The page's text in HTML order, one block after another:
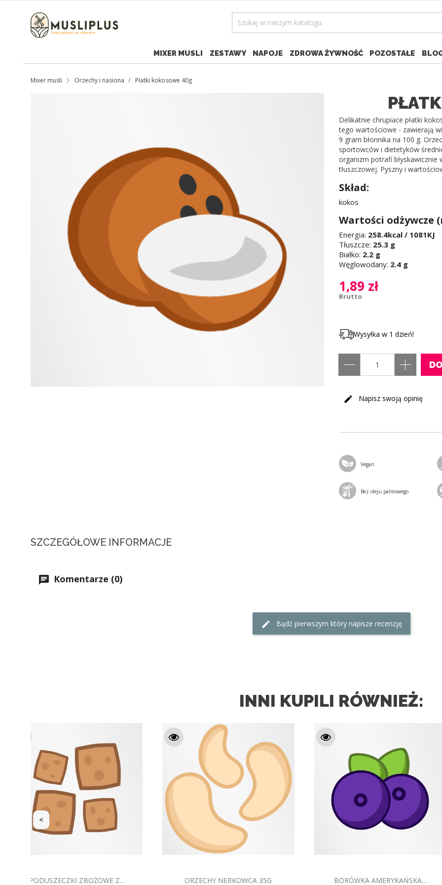
MIXER MUSLI ZESTAWY NAPOJE ZDROWA ŻYWNOŚĆ POZOSTAŁE
Mixer musli Orzechy i nasiona Płatki kokosowe 40g
Delikatnie chrupiace płatki
tego wartościowe - zawierają
9 gram błonnika na 100 g.
sportowców i dietetyków
organizm potrafi błyskawicznie
tłuszczowej. Pyszny i
Skład:
kokos
Wartości odżywcze
Energia: 258.4kcal / 1081KJ
Tłuszcze: 25.3 g
Białko: 2.2 g
Węglowodany: 2.4 g
1,89 zł
Brutto
Wysyłka w 1 dzień!
Napisz swoją opinię
Vegan
Bez oleju palmowego
SZCZEGÓŁOWE INFORMACJE
Komentarze (0)
Bądź pierwszym który napisze recenzję
INNI KUPILI RÓWNIEŻ:
ŻURAWINA LIOFILIZOWANA
MUSLI PŁATKI 6 ZBÓŻ
PAŁECZKI
<